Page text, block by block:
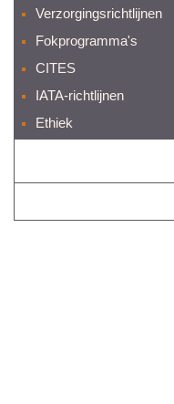
Verzorgingsrichtlijnen
Fokprogramma's
CITES
IATA-richtlijnen
Ethiek